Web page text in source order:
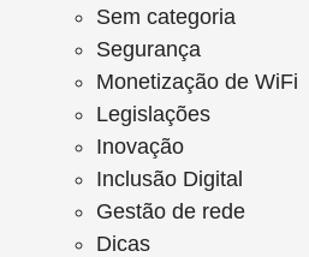
Sem categoria
Segurança
Monetização de WiFi
Legislações
Inovação
Inclusão Digital
Gestão de rede
Dicas